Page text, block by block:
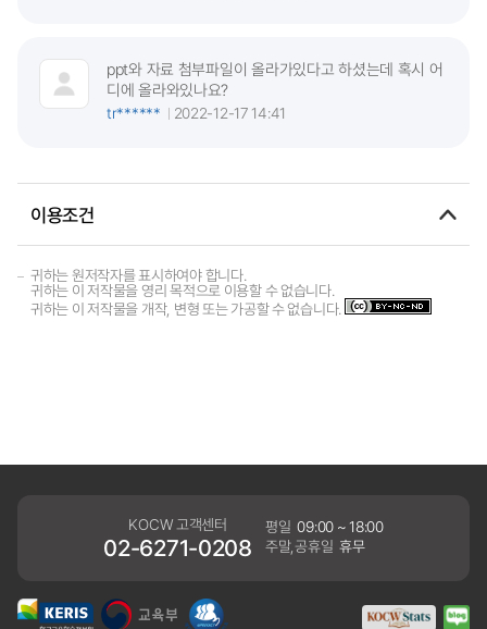
ppt와 자료 첨부파일이 올라가있다고 하셨는데 혹시 어
디에 올라와있나요?
tr******
2022-12-17 14:41
이용조건
귀하는 원저작자를 표시하여야 합니다.
귀하는 이 저작물을 영리 목적으로 이용할 수 없습니다.
귀하는 이 저작물을 개작, 변형 또는 가공할 수 없습니다.
KOCW 고객센터
02-6271-0208
평일 09:00 ~ 18:00
주말,공휴일 휴무